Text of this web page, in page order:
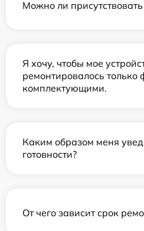
Можно ли
Я хочу, чтобы мое
ремонтировалось
комплектующими.
Каким образом меня
готовности?
От чего зависит срок